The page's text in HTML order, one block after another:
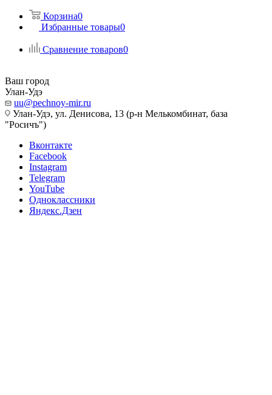
Корзина0
Избранные товары0
Сравнение товаров0
Ваш город
Улан-Удэ
uu@pechnoy-mir.ru
Улан-Удэ, ул. Денисова, 13 (р-н Мелькомбинат, база
"Росичъ")
Вконтакте
Facebook
Instagram
Telegram
YouTube
Одноклассники
Яндекс.Дзен